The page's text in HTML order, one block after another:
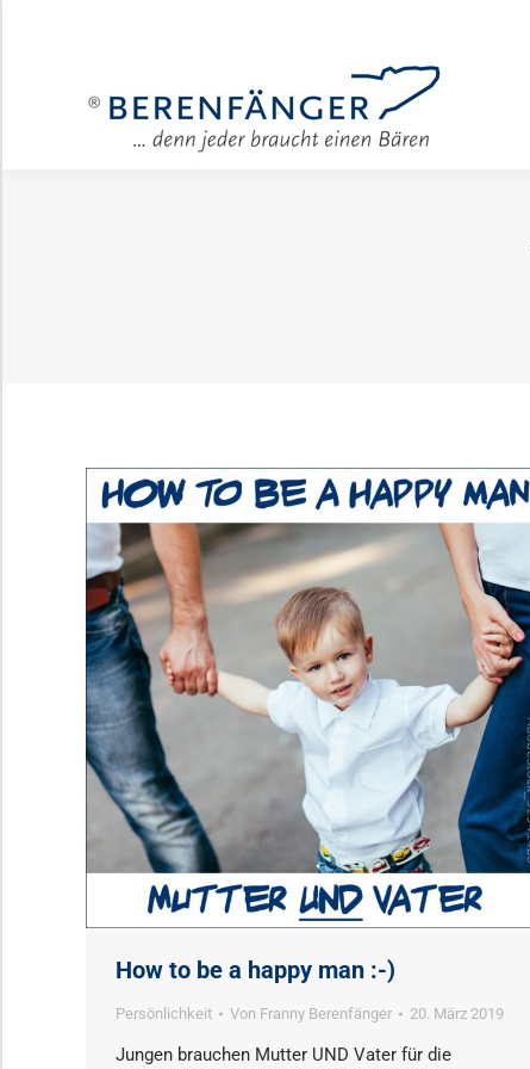
How to be a happy man :-)
Persönlichkeit Von Franny Berenfänger 20. März 2019
Jungen brauchen Mutter UND Vater für die